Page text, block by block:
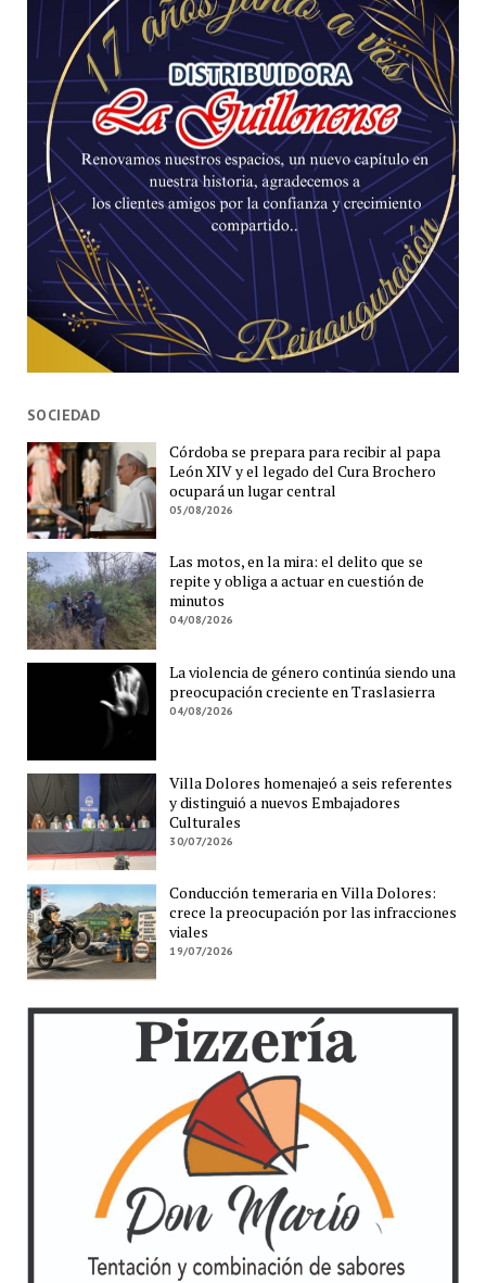
SOCIEDAD
Córdoba se prepara para recibir al papa
León XIV y el legado del Cura Brochero
ocupará un lugar central
05/08/2026
Las motos, en la mira: el delito que se
repite y obliga a actuar en cuestión de
minutos
04/08/2026
La violencia de género continúa siendo una
preocupación creciente en Traslasierra
04/08/2026
Villa Dolores homenajeó a seis referentes
y distinguió a nuevos Embajadores
Culturales
30/07/2026
Conducción temeraria en Villa Dolores:
crece la preocupación por las infracciones
viales
19/07/2026